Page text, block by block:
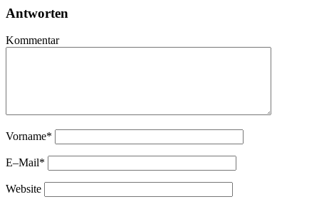
Antworten
Kommentar
Vorname*
E–Mail*
Website